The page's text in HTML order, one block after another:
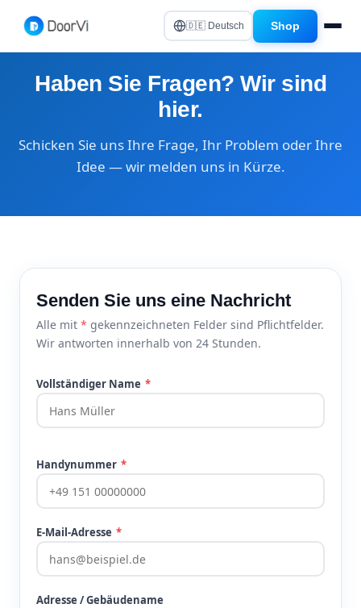
🇩🇪 Deutsch Shop
Haben Sie Fragen? Wir sind
hier.
Schicken Sie uns Ihre Frage, Ihr Problem oder Ihre
Idee — wir melden uns in Kürze.
Senden Sie uns eine Nachricht
Alle mit * gekennzeichneten Felder sind Pflichtfelder.
Wir antworten innerhalb von 24 Stunden.
Vollständiger Name *
Handynummer *
E-Mail-Adresse *
Adresse / Gebäudename